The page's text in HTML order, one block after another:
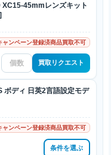
45mmレンズキット
ンペーン登録済商品買取不可
買取リクエスト
ボディ 日英2言語設定モデ
ンペーン登録済商品買取不可
条件を選ぶ